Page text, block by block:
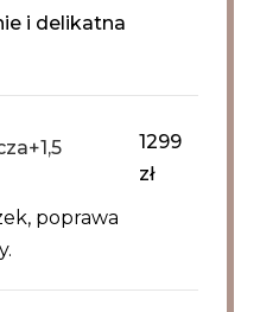
i delikatna
1299
zł
poprawa